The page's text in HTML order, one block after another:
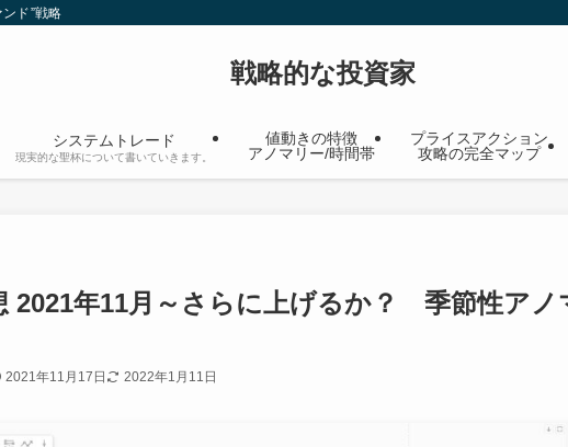
ド”戦略
戦略的な投資家
システムトレード
現実的な聖杯について書いていきます。
値動きの特徴
アノマリー/時間帯
プライスアクション
攻略の完全マップ
2021年11月～さらに上げるか？ 季節性アノ
2021年11月17日 2022年1月11日